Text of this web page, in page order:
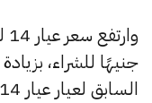
السابق لعيار عيار 14.